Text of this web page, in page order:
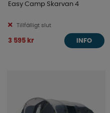
Easy Camp Skarvan 4
Tillfälligt slut
3 595 kr INFO